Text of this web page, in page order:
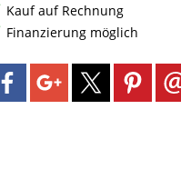
Kauf auf Rechnung
Finanzierung möglich